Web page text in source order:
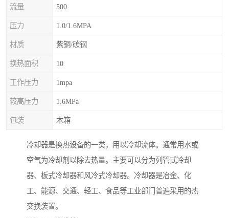
流量 500
压力 1.0/1.6MPA
材质 紫铜/碳钢
换热面积 10
工作压力 1mpa
较高压力 1.6MPa
包装 木箱
冷却器是换热设备的一类，用以冷却流体。通常用水或
空气为冷却剂以除去热量。主要可以分为列管式冷却
器、板式冷却器和风冷式冷却器。冷却器是冶金、化
工、能源、交通、轻工、食品等工业部门普遍采用的热
交换装置。